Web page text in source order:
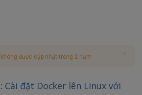
được cập nhật trong 2 năm
Cài đặt Docker lên Linux với